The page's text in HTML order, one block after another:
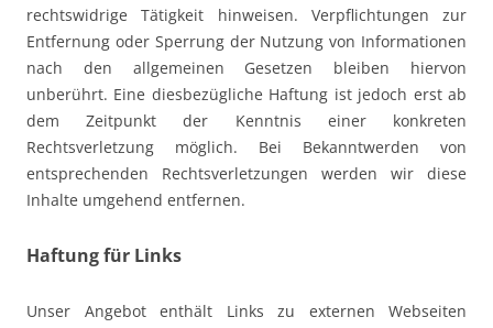
rechtswidrige Tätigkeit hinweisen. Verpflichtungen zur
Entfernung oder Sperrung der Nutzung von Informationen
nach den allgemeinen Gesetzen bleiben hiervon
unberührt. Eine diesbezügliche Haftung ist jedoch erst ab
dem Zeitpunkt der Kenntnis einer konkreten
Rechtsverletzung möglich. Bei Bekanntwerden von
entsprechenden Rechtsverletzungen werden wir diese
Inhalte umgehend entfernen.
Haftung für Links
Unser Angebot enthält Links zu externen Webseiten